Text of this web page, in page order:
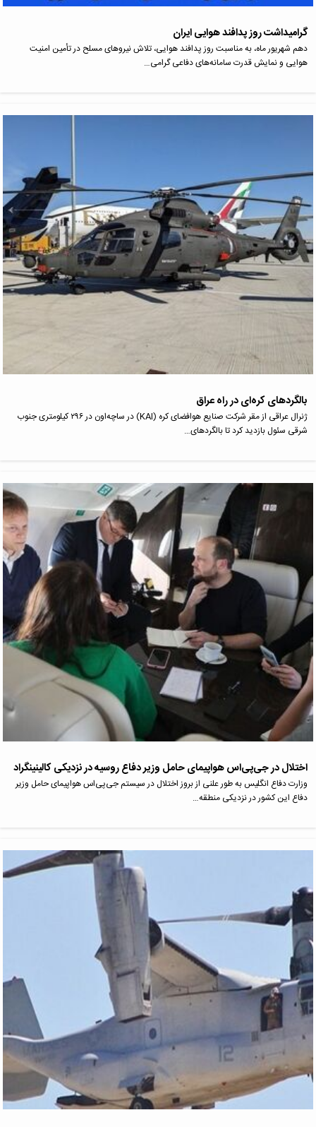
گرامیداشت روز پدافند هوایی ایران
دهم شهریور ماه، به مناسبت روز پدافند هوایی، تلاش نیروهای مسلح در تأمین امنیت
هوایی و نمایش قدرت سامانه‌های دفاعی گرامی…
بالگرد‌های کره‌ای در راه عراق
ژنرال عراقی از مقر شرکت صنایع هوافضای کره (KAI) در ساچه‌اون در ۲۹۶ کیلومتری جنوب
شرقی سئول بازدید کرد تا بالگرد‌های…
اختلال در جی‌پی‌اس هواپیمای حامل وزیر دفاع روسیه در نزدیکی کالینینگراد
وزارت دفاع انگلیس به طور علنی از بروز اختلال در سیستم جی‌پی‌اس هواپیمای حامل وزیر
دفاع این کشور در نزدیکی منطقه…